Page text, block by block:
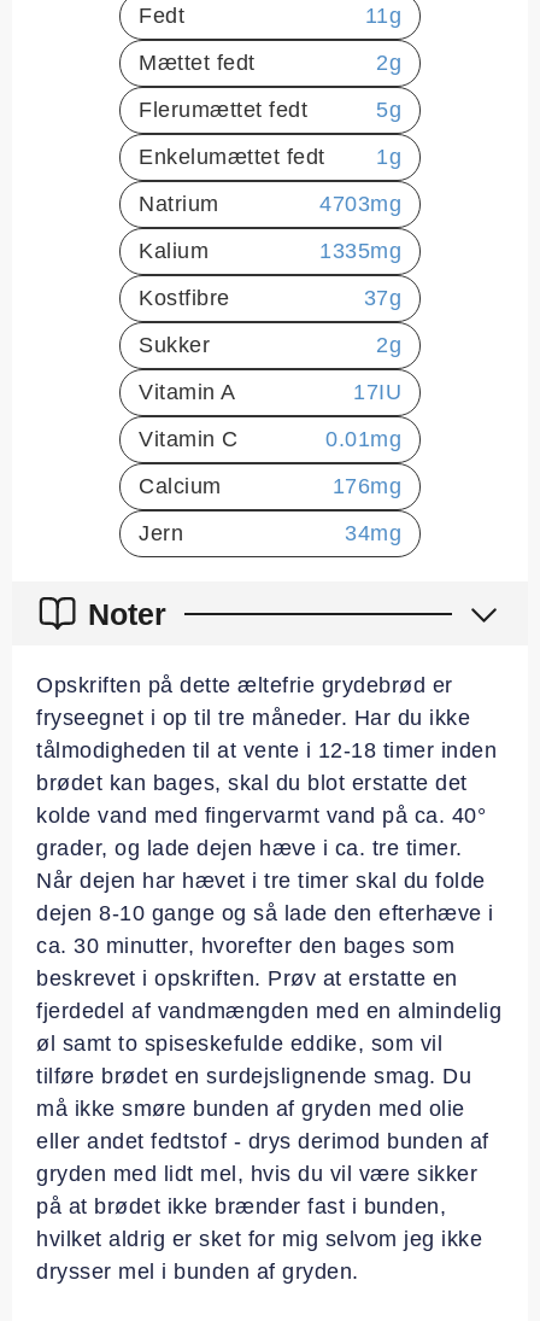
Fedt 11g
Mættet fedt
2g
Flerumættet fedt
5g
Enkelumættet fedt
1g
Natrium
4703mg
Kalium
1335mg
Kostfibre
37g
Sukker
2g
Vitamin A
17IU
Vitamin C
0.01mg
Calcium
176mg
Jern
34mg
Noter
Opskriften på dette æltefrie grydebrød er
fryseegnet i op til tre måneder. Har du ikke
tålmodigheden til at vente i 12-18 timer inden
brødet kan bages, skal du blot erstatte det
kolde vand med fingervarmt vand på ca. 40°
grader, og lade dejen hæve i ca. tre timer.
Når dejen har hævet i tre timer skal du folde
dejen 8-10 gange og så lade den efterhæve i
ca. 30 minutter, hvorefter den bages som
beskrevet i opskriften. Prøv at erstatte en
fjerdedel af vandmængden med en almindelig
øl samt to spiseskefulde eddike, som vil
tilføre brødet en surdejslignende smag. Du
må ikke smøre bunden af gryden med olie
eller andet fedtstof - drys derimod bunden af
gryden med lidt mel, hvis du vil være sikker
på at brødet ikke brænder fast i bunden,
hvilket aldrig er sket for mig selvom jeg ikke
drysser mel i bunden af gryden.